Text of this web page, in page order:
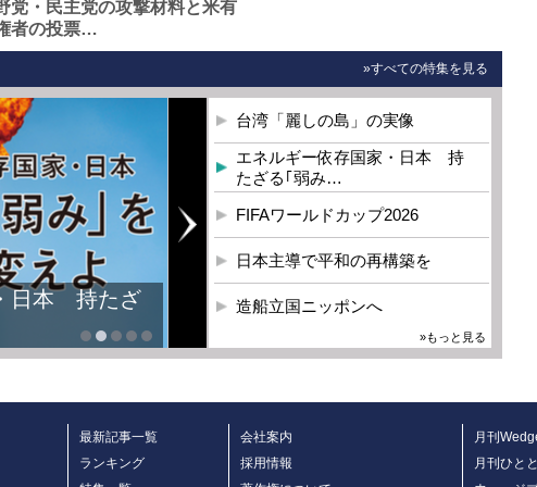
党・民主党の攻撃材料と米有
者の投票…
»すべての特集を見る
日本 持たざ
台湾「麗しの島」の実像
エネルギー依存国家・日本 持
たざる｢弱み…
FIFAワールドカップ2026
日本主導で平和の再構築を
造船立国ニッポンへ
»もっと見る
最新記事一覧
ランキング
会社案内
採用情報
月刊
月刊ひと